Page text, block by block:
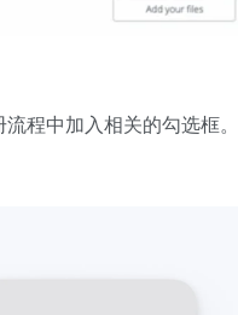
程中加入相关的勾选框